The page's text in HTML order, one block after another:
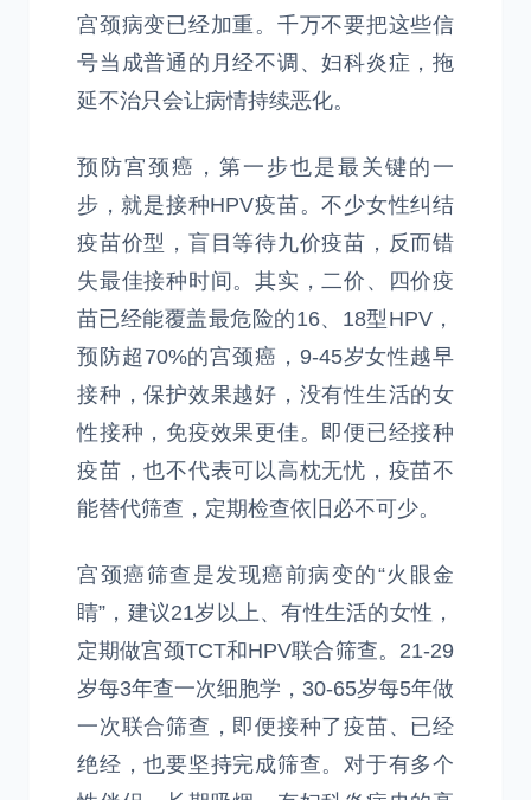
宫颈病变已经加重。千万不要把这些信
号当成普通的月经不调、妇科炎症，拖
延不治只会让病情持续恶化。
预防宫颈癌，第一步也是最关键的一
步，就是接种HPV疫苗。不少女性纠结
疫苗价型，盲目等待九价疫苗，反而错
失最佳接种时间。其实，二价、四价疫
苗已经能覆盖最危险的16、18型HPV，
预防超70%的宫颈癌，9-45岁女性越早
接种，保护效果越好，没有性生活的女
性接种，免疫效果更佳。即便已经接种
疫苗，也不代表可以高枕无忧，疫苗不
能替代筛查，定期检查依旧必不可少。
宫颈癌筛查是发现癌前病变的“火眼金
睛”，建议21岁以上、有性生活的女性，
定期做宫颈TCT和HPV联合筛查。21-29
岁每3年查一次细胞学，30-65岁每5年做
一次联合筛查，即便接种了疫苗、已经
绝经，也要坚持完成筛查。对于有多个